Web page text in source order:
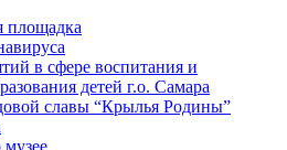
площадка
в сфере воспитания и
детей г.о. Самара
славы “Крылья Родины”